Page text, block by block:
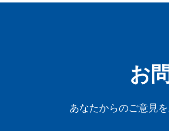
お
あなたからのご意見